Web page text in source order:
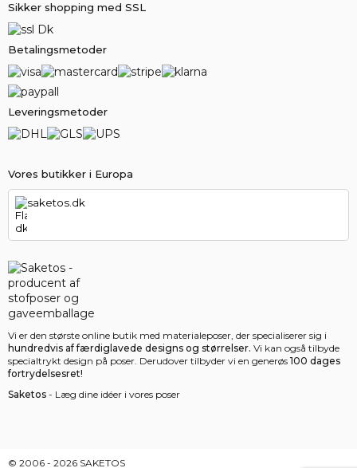
Vi er den største online butik med materialeposer, der specialiserer sig i
hundredvis af færdiglavede designs og størrelser. Vi kan også tilbyde
specialtrykt design på poser. Derudover tilbyder vi en generøs 100 dages
fortrydelsesret!
Saketos - Læg dine idéer i vores poser
Vores butikker i Europa
saketos.dk
Sikker shopping med SSL
Betalingsmetoder
Leveringsmetoder
© 2006 - 2026 SAKETOS